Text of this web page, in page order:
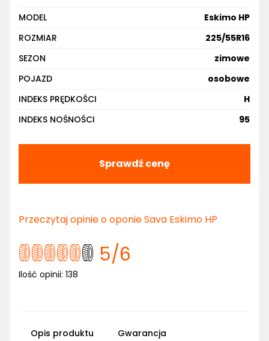
MODEL
Eskimo HP
ROZMIAR
225/55R16
SEZON
zimowe
POJAZD
osobowe
INDEKS PRĘDKOŚCI
H
INDEKS NOŚNOŚCI
95
Sprawdź cenę
Przeczytaj opinie o oponie Sava Eskimo HP
5/6
Ilość opinii: 138
Opis produktu Gwarancja